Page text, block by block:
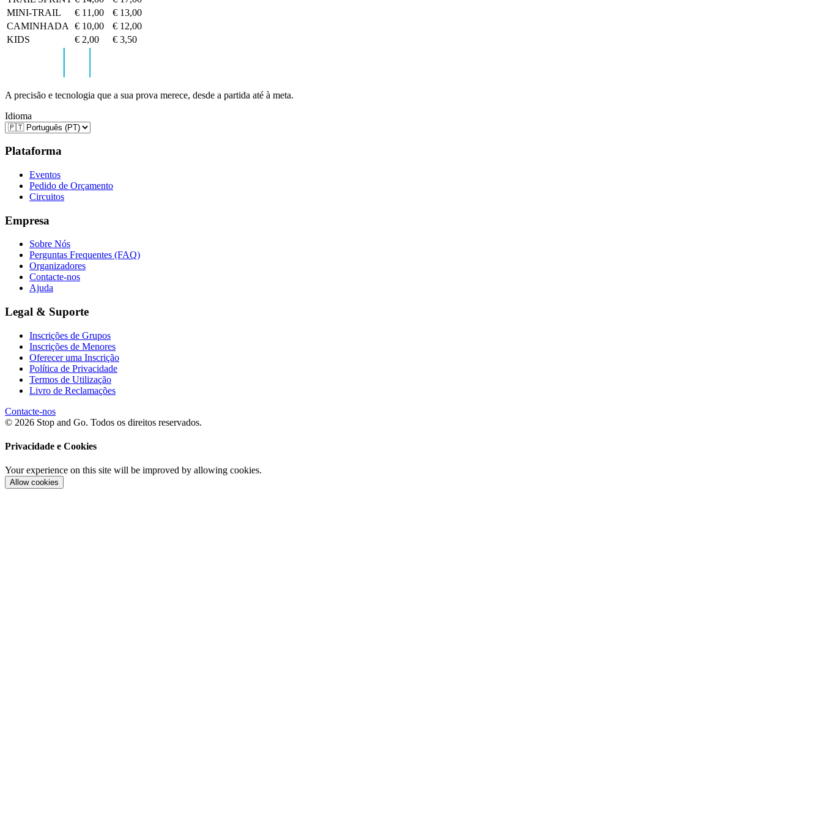
MINI-TRAIL
€ 11,00
€ 13,00
CAMINHADA
€ 10,00
€ 12,00
KIDS
€ 2,00 € 3,50
A precisão e tecnologia que a sua prova merece, desde a partida até à meta.
Idioma
Plataforma
Eventos
Pedido de Orçamento
Circuitos
Empresa
Sobre Nós
Perguntas Frequentes (FAQ)
Organizadores
Contacte-nos
Ajuda
Legal & Suporte
Inscrições de Grupos
Inscrições de Menores
Oferecer uma Inscrição
Política de Privacidade
Termos de Utilização
Livro de Reclamações
Contacte-nos
© 2026 Stop and Go. Todos os direitos reservados.
Privacidade e Cookies
Your experience on this site will be improved by allowing cookies.
Allow cookies